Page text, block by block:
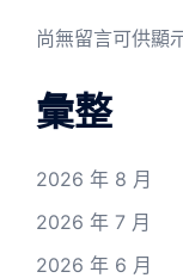
尚無留言可供顯
彙整
2026 年 8 月
2026 年 7 月
2026 年 6 月